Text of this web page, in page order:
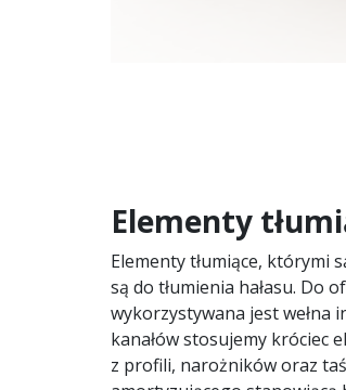
Elementy
Elementy tłumiące, którymi
są do tłumienia hałasu. Do
wykorzystywana jest wełna
kanałów stosujemy króciec
z profili, narożników oraz